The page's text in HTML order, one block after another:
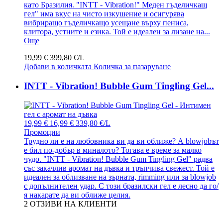
като Бразилия. "INTT - Vibration!" Меден гъделичкащ
гел" има вкус на чисто изкушение и осигурява
вибриращо гъделичкащо усещане върху пениса,
клитора, устните и езика. Той е идеален за лизане на...
Още
19,99 € 399,80 €/L
Добави в количката Количка за пазаруване
INTT - Vibration! Bubble Gum Tingling Gel...
19,99 € 16,99 € 339,80 €/L
Промоции
Трудно ли е на любовника ви да ви оближе? А blowjobът
е бил по-добър в миналото? Тогава е време за малко
чудо. "INTT - Vibration! Bubble Gum Tingling Gel" радва
със закачлив аромат на дъвка и тръпчива свежест. Той е
идеален за облизване на зърната, rimming или за blowjob
с допълнителен удар. С този бразилски гел е лесно да го/
я накарате да ви оближе целия.
2 ОТЗИВИ НА КЛИЕНТИ